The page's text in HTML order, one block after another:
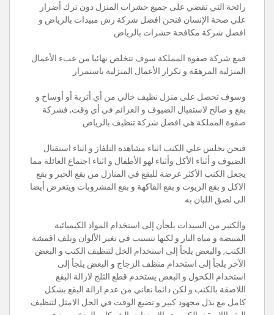
رائحة التي تقضي على جميع حشرات المنزل دون ترك أضرار
علي صحة الإنسان فنحن افضل شركة رش مبيدات بالرياض و
افضل شركة مكافحة حشرات بالرياض
فمع شركة صفوة المملكة سوف تتخلص نهائيا من عبء الأعمال
المنزلية المرهقة و تكرار الأعمال المنزلية باستمرار
وسوف تحصل على منزل نظيف خالي من أي أتربة أو أوساخ و
بقع و صالح لاستقبال الضيوف و العزائم في أي وقت, فشركة
صفوة المملكة هي افضل شركة تنظيف بالرياض
فنحن نجلس علي الكنب اثناء مشاهدة التلفاز و اثناء استقبال
الضيوف و أثناء الأكل وأثناء لهو الأطفال و اثناء اجتماع العائلة مما
يجعل الكنب الأكثر عرضة للبقع في المنازل من بقع الحبر و بقع
الاكل و بقع الزيوت و بقع الفاكهة و بقع المشروبات ويتعرض أيضا
الى لصق اللبان به
والكثير من السيدات يلجأن إلى استخدام المواد الكيميائية
المبيضة و مياة النار و لكنها تتسبب في تغير الألوان وتلف اقمشة
الكنب, والبعض يلجأ إلى استخدام الخل لتنظيف الكنب و البعض
الآخر يلجأ إلى استخدام منظف الزجاج و البعض يلجأ إلى
استخدام الكحول و البعض يستخدم قطع الثلج لازالة البقع
اللاصقة بالكنب و لكن دائما نعاني من عدم ازالة البقع بشكل
كامل مع بذل مجهود كبير و تضيع الوقت في الحل الامثل لتنظيف